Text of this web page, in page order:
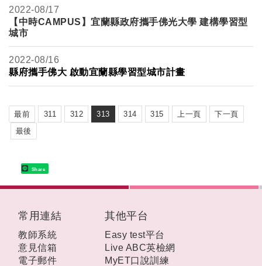
2022-08/17
【中時CAMPUS】宜蘭縣政府攜手佛光大學 建構學習型
城市
2022-08/16
縣府攜手佛大 啟動宜蘭縣學習型城市計畫
最前 311 312 313 314 315 上一頁
下一頁
最後
Share
常用連結
教師系統
意見信箱
電子郵件
其他平台
Easy test平台
Live ABC英檢網
MyET口說訓練